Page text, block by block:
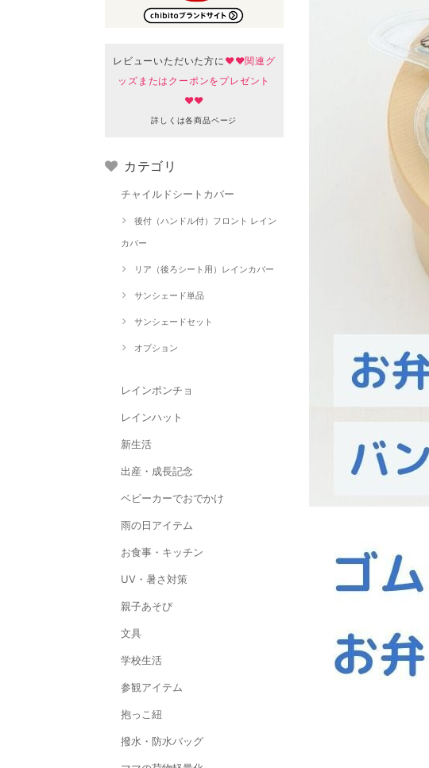
レビューいただいた方に ♥♥関連グ
ッズまたはクーポンをプレゼント
♥♥
詳しくは各商品ページ
カテゴリ
チャイルドシートカバー
後付（ハンドル付）フロント レイン
カバー
リア（後ろシート用）レインカバー
サンシェード単品
サンシェードセット
オプション
レインポンチョ
レインハット
新生活
出産・成長記念
ベビーカーでおでかけ
雨の日アイテム
お食事・キッチン
UV・暑さ対策
親子あそび
文具
学校生活
参観アイテム
抱っこ紐
撥水・防水バッグ